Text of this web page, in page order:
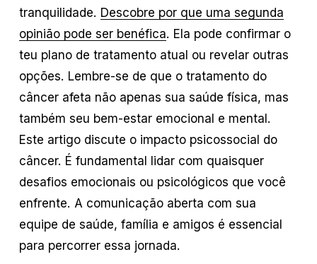
tranquilidade. Descobre por que uma segunda
opinião pode ser benéfica. Ela pode confirmar o
teu plano de tratamento atual ou revelar outras
opções. Lembre-se de que o tratamento do
câncer afeta não apenas sua saúde física, mas
também seu bem-estar emocional e mental.
Este artigo discute o impacto psicossocial do
câncer. É fundamental lidar com quaisquer
desafios emocionais ou psicológicos que você
enfrente. A comunicação aberta com sua
equipe de saúde, família e amigos é essencial
para percorrer essa jornada.